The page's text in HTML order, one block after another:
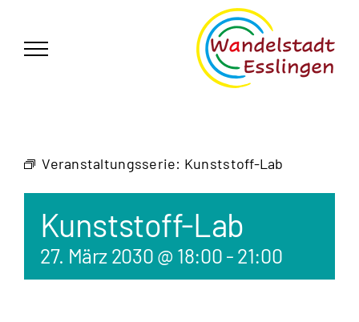
springen
Veranstaltungsserie: Kunststoff-Lab
Kunststoff-Lab
27. März 2030 @ 18:00 - 21:00